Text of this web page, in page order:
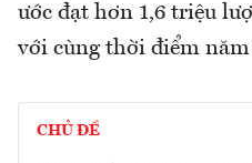
ước đạt hơn 1,6 triệu
với cùng thời điểm năm
CHỦ ĐỀ